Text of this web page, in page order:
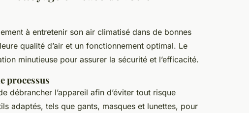
à entretenir son air climatisé dans de bonnes
qualité d’air et un fonctionnement optimal. Le
minutieuse pour assurer la sécurité et l’efficacité.
processus
débrancher l’appareil afin d’éviter tout risque
adaptés, tels que gants, masques et lunettes, pour